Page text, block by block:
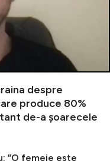
despre
produce 80%
de-a șoarecele
”O femeie este